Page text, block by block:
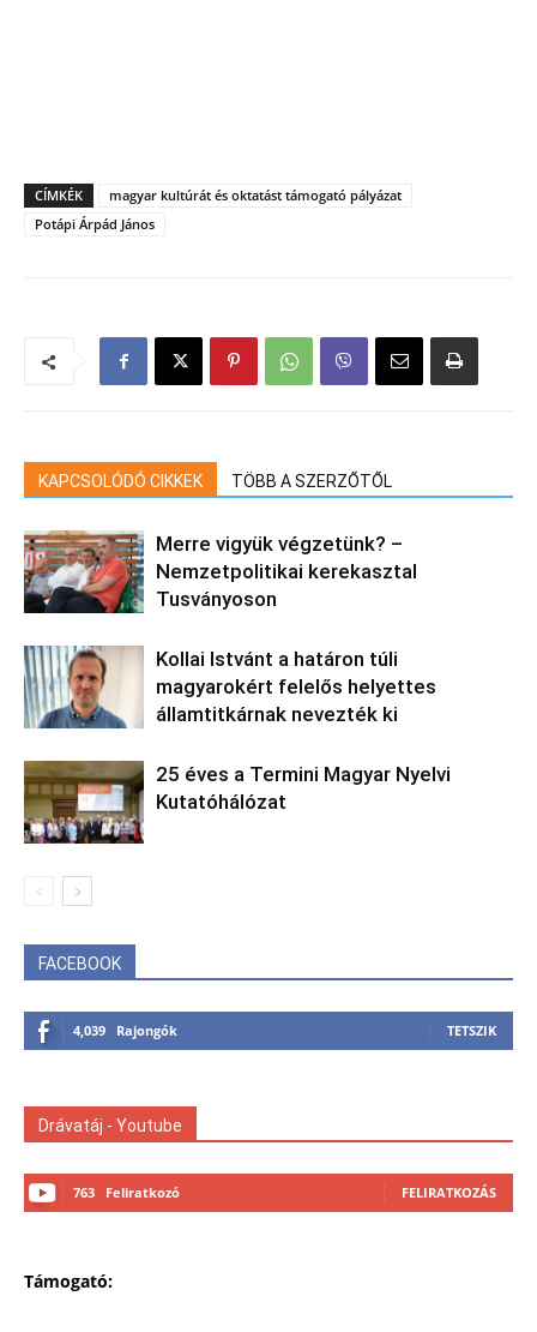
CÍMKÉK
magyar kultúrát és oktatást támogató pályázat
Potápi Árpád János
KAPCSOLÓDÓ CIKKEK TÖBB A SZERZŐTŐL
Merre vigyük végzetünk? –
Nemzetpolitikai kerekasztal
Tusványoson
Kollai Istvánt a határon túli
magyarokért felelős helyettes
államtitkárnak nevezték ki
25 éves a Termini Magyar Nyelvi
Kutatóhálózat
FACEBOOK
4,039 Rajongók TETSZIK
Drávatáj - Youtube
763 Feliratkozó FELIRATKOZÁS
Támogató: